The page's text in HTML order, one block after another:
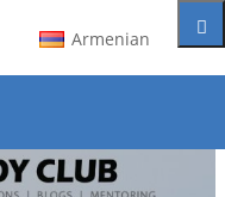
Armenian